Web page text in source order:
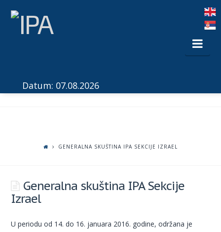
Datum: 07.08.2026
GENERALNA SKUŠTINA IPA SEKCIJE IZRAEL
Generalna skuština IPA Sekcije
Izrael
U periodu od 14. do 16. januara 2016. godine, održana je